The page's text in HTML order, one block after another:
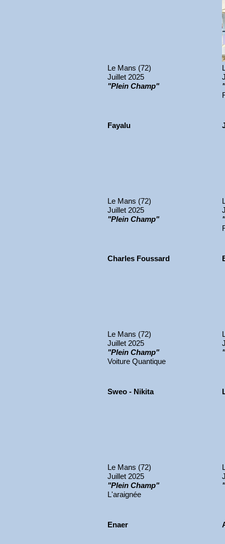
Le Mans (72)
Juillet 2025
"Plein Champ"
Fayalu
Le Mans (72)
Juillet 2025
"Plein Champ"
Charles Foussard
Le Mans (72)
Juillet 2025
"Plein Champ"
Voiture Quantique
Sweo - Nikita
Le Mans (72)
Juillet 2025
"Plein Champ"
L'araignée
Enaer